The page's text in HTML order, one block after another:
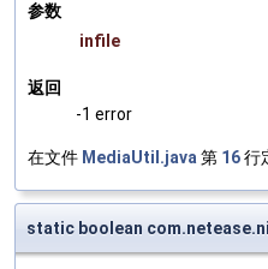
参数
infile
返回
-1 error
在文件 MediaUtil.java第 16行
static boolean